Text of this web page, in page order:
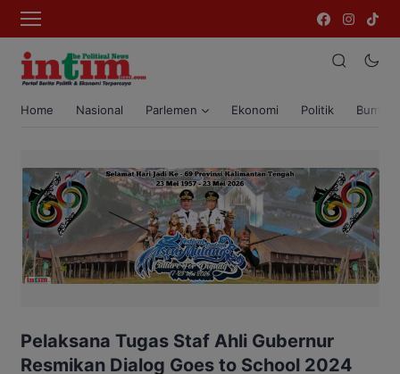
Home Nasional Parlemen Ekonomi Politik Bumi
Pelaksana Tugas Staf Ahli Gubernur
Resmikan Dialog Goes to School 2024